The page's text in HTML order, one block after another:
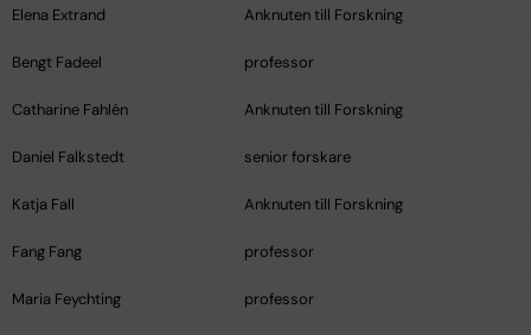
Elena Extrand Anknuten till Forskning
Bengt Fadeel professor
Catharine Fahlén Anknuten till Forskning
Daniel Falkstedt senior forskare
Katja Fall Anknuten till Forskning
Fang Fang professor
Maria Feychting professor